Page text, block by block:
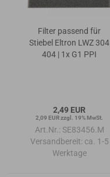
Filter passend für
Stiebel Eltron LWZ 304
404 | 1x G1 PPI
2,49 EUR
2,09 EUR zzgl. 19% MwSt.
Art.Nr.: SE83456.M
Versandbereit: ca. 1-5
Werktage